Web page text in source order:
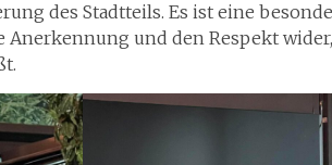
des Stadtteils. Es ist eine
Anerkennung und den Respekt wider,